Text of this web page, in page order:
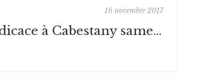
16 novembre 2017
Dédicace à Cabestany samedi 18 novembre